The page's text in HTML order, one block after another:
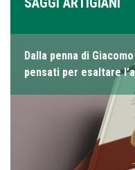
Dalla penna di
pensati per esaltare